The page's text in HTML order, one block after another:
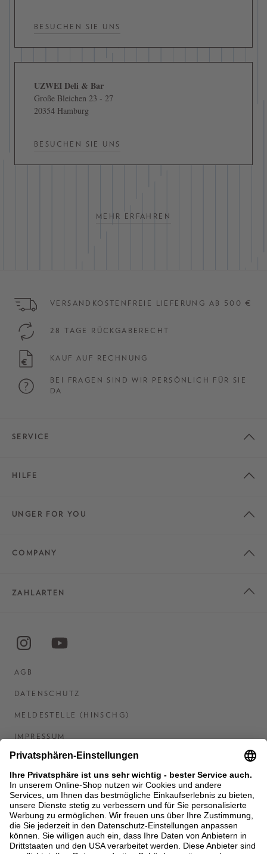
BESUCHEN SIE UNS
UZWEI Deli & Bar
Große Bleichen 23 - 27
20354 Hamburg
BESUCHEN SIE UNS
MEHR ERFAHREN
VERSANDKOSTENFREIE LIEFERUNG AB 500 €
28 TAGE RÜCKGABERECHT
KAUF AUF RECHNUNG
BEI FRAGEN SIND WIR PERSÖNLICH FÜR SIE
DA
SERVICE
HILFE
UNGER FOR YOU
COMPANY
ZAHLARTEN
AGB
DATENSCHUTZ
MELDESTELLE (HINSCHG)
IMPRESSUM
BARRIEREFREIHEITSERKLÄRUNG
KONTAKT
COOKIES
MEN'S WORLD: BRAUN HAMBURG